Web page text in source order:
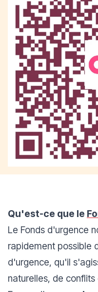
Qu'est-ce que le
Le Fonds d'urgence
rapidement possible
d'urgence, qu'il
naturelles, de